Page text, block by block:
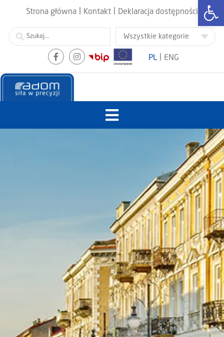
Strona główna Kontakt Deklaracja dostępności
PL ENG